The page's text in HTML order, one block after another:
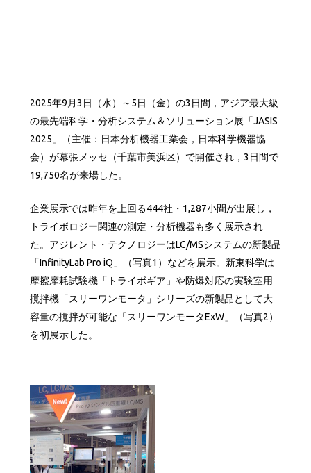
2025年9月3日（水）～5日（金）の3日間，アジア最大級
の最先端科学・分析システム＆ソリューション展「JASIS
2025」（主催：日本分析機器工業会，日本科学機器協
会）が幕張メッセ（千葉市美浜区）で開催され，3日間で
19,750名が来場した。
企業展示では昨年を上回る444社・1,287小間が出展し，
トライボロジー関連の測定・分析機器も多く展示され
た。アジレント・テクノロジーはLC/MSシステムの新製品
「InfinityLab Pro iQ」（写真1）などを展示。新東科学は
摩擦摩耗試験機「トライボギア」や防爆対応の実験室用
撹拌機「スリーワンモータ」シリーズの新製品として大
容量の撹拌が可能な「スリーワンモータExW」（写真2）
を初展示した。